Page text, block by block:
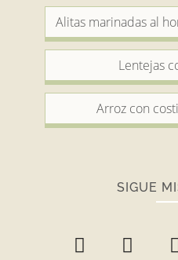
Alitas marinadas al
Lentejas
Arroz con
SIGUE